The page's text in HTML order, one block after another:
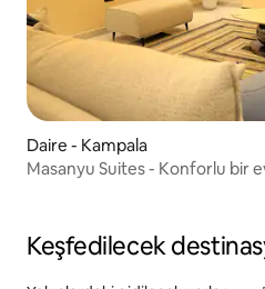
Daire - Kampala
Masanyu Suites - Konforlu bir
Keşfedilecek